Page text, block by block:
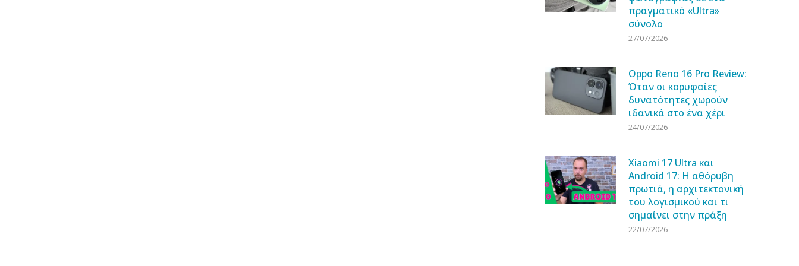
πραγματικό «Ultra»
σύνολο
27/07/2026
Oppo Reno 16 Pro Review:
Όταν οι κορυφαίες
δυνατότητες χωρούν
ιδανικά στο ένα χέρι
24/07/2026
Xiaomi 17 Ultra και
Android 17: Η αθόρυβη
πρωτιά, η αρχιτεκτονική
του λογισμικού και τι
σημαίνει στην πράξη
22/07/2026